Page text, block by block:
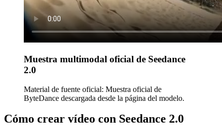
Muestra multimodal oficial de Seedance
2.0
Material de fuente oficial: Muestra oficial de
ByteDance descargada desde la página del modelo.
Cómo crear vídeo con Seedance 2.0